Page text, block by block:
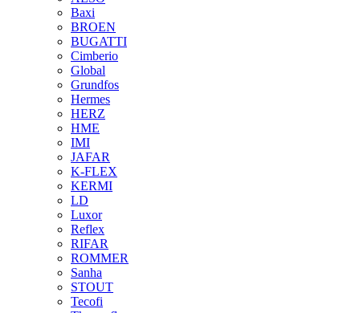
Baxi
BROEN
BUGATTI
Cimberio
Global
Grundfos
Hermes
HERZ
HME
IMI
JAFAR
K-FLEX
KERMI
LD
Luxor
Reflex
RIFAR
ROMMER
Sanha
STOUT
Tecofi